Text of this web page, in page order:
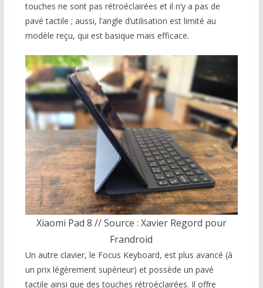
touches ne sont pas rétroéclairées et il n’y a pas de
pavé tactile ; aussi, l’angle d’utilisation est limité au
modèle reçu, qui est basique mais efficace.
Xiaomi Pad 8 // Source : Xavier Regord pour
Frandroid
Un autre clavier, le Focus Keyboard, est plus avancé (à
un prix légèrement supérieur) et possède un pavé
tactile ainsi que des touches rétroéclairées. Il offre